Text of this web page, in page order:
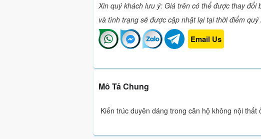
Xin quý khách lưu ý: Giá trên có thể được thay
và tình trạng sẽ được cập nhật lại tại thời điểm
Email Us
Mô Tả Chung
Kiến trúc duyên dáng trong căn hộ không nội thất